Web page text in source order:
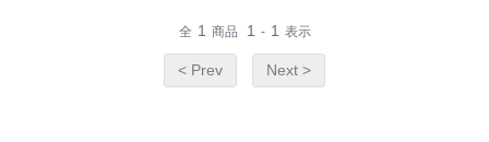
全 1 商品 1 - 1 表示
< Prev Next >